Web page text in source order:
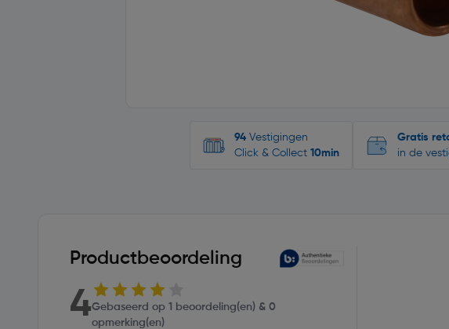
94 Vestigingen
Click & Collect 10min
Gratis
in de
Productbeoordeling
4Gebaseerd op 1 beoordeling(en) & 0
opmerking(en)